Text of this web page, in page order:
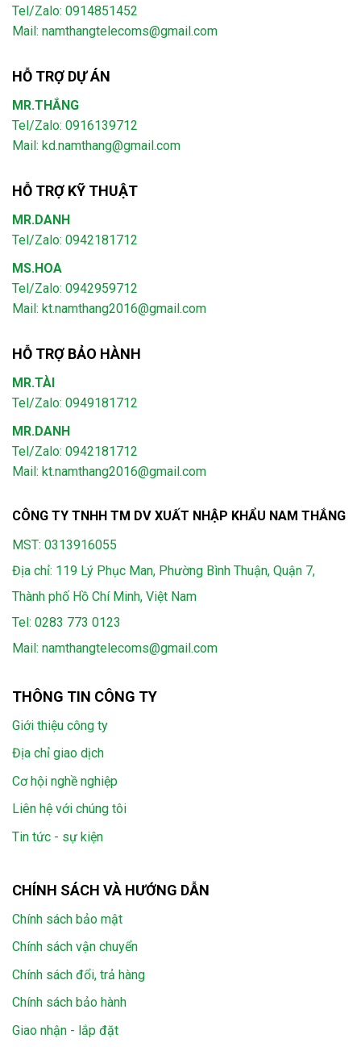
Tel/Zalo: 0914851452
Mail: namthangtelecoms@gmail.com
HỖ TRỢ DỰ ÁN
MR.THẮNG
Tel/Zalo: 0916139712
Mail: kd.namthang@gmail.com
HỖ TRỢ KỸ THUẬT
MR.DANH
Tel/Zalo: 0942181712
MS.HOA
Tel/Zalo: 0942959712
Mail: kt.namthang2016@gmail.com
HỖ TRỢ BẢO HÀNH
MR.TÀI
Tel/Zalo: 0949181712
MR.DANH
Tel/Zalo: 0942181712
Mail: kt.namthang2016@gmail.com
CÔNG TY TNHH TM DV XUẤT NHẬP KHẨU NAM THẮNG
MST: 0313916055
Địa chỉ: 119 Lý Phục Man, Phường Bình Thuận, Quận 7,
Thành phố Hồ Chí Minh, Việt Nam
Tel: 0283 773 0123
Mail: namthangtelecoms@gmail.com
THÔNG TIN CÔNG TY
Giới thiệu công ty
Địa chỉ giao dịch
Cơ hội nghề nghiệp
Liên hệ với chúng tôi
Tin tức - sự kiện
CHÍNH SÁCH VÀ HƯỚNG DẪN
Chính sách bảo mật
Chính sách vận chuyển
Chính sách đổi, trả hàng
Chính sách bảo hành
Giao nhận - lắp đặt